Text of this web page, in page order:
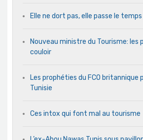
Elle ne dort pas, elle passe le temps
Nouveau ministre du Tourisme: les
couloir
Les prophéties du FCO britannique
Tunisie
Ces intox qui font mal au tourisme